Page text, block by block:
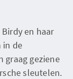
en haar
in de
graag geziene
sleutelen.